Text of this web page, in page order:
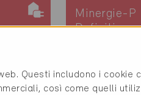
Minergie-P
Definitivo
Nuova
Scuole
Questi includono i cookie
così come quelli